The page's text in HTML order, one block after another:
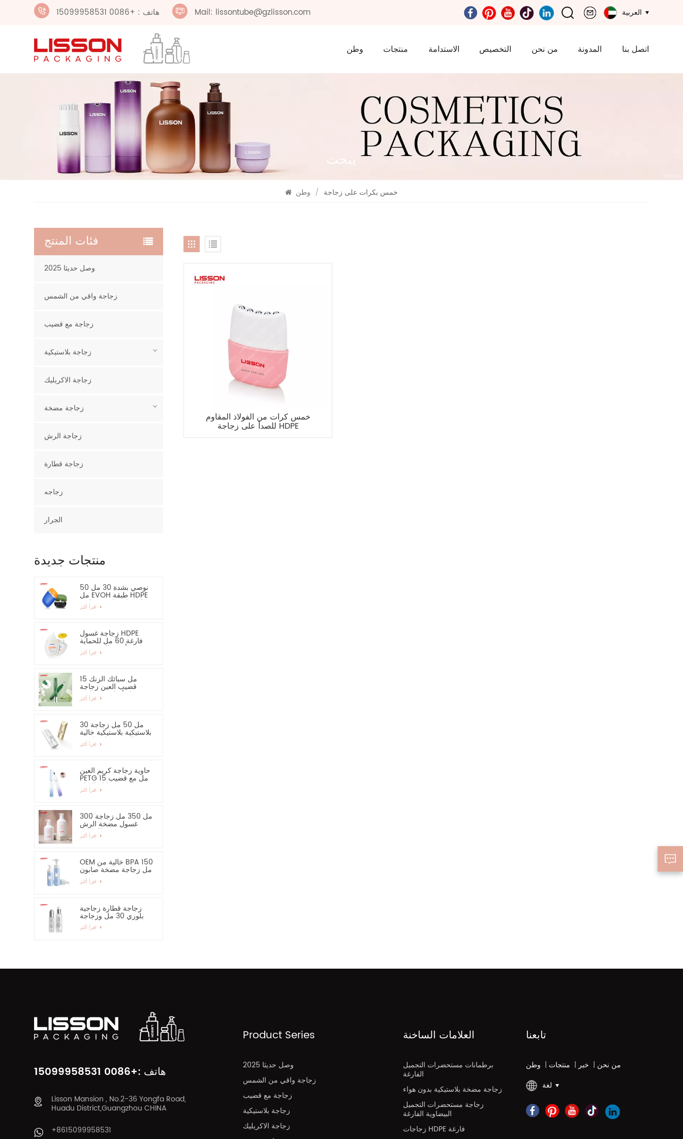
هاتف : +0086 15099958531 Mail: lissontube@gzlisson.com العربية
وطن منتجات الاستدامة التخصيص من نحن المدونة اتصل بنا
يبحث
/ خمس بكرات على زجاجة
خمس كرات من الفولاذ المقاوم
للصدأ على زجاجة HDPE
فئات المنتج
2025 وصل حديثا
زجاجة واقي من الشمس
زجاجة مع قضيب
زجاجة بلاستيكية
زجاجة الاكريليك
زجاجة مضخة
زجاجة الرش
زجاجة قطارة
زجاجه
الجرار
منتجات جديدة
نوصي بشدة 30 مل 50
مل EVOH طبقة HDPE
زجاجة بلاستيكية بيضاوية
زجاجة غسول HDPE
فارغة 60 مل للحماية
من أشعة الشمس -
نوصي بشدة
15 مل سبائك الزنك
قضيب العين زجاجة
مصل أساسي وحاوية
30 مل 50 مل زجاجة
بلاستيكية بلاستيكية خالية
من الرش زجاجة كريم
اليد واقية من الشمس
حاوية زجاجة كريم العين
PETG 15 مل مع قضيب
سبائك الزنك
300 مل 350 مل زجاجة
غسول مضخة الرش
للشامبو
OEM خالية من BPA 150
مل زجاجة مضخة صابون
رغوية فارغة
زجاجة قطارة زجاجية
بلوري 30 مل وزجاجة
رذاذ زجاجية بمضخة 60
مل
هاتف :+0086 15099958531
Lisson Mansion , No.2-36 Yongfa Road,
Huadu District,Guangzhou CHINA
+8615099958531
Product Series
2025 وصل حديثا
زجاجة واقي من الشمس
زجاجة مع قضيب
زجاجة بلاستيكية
زجاجة الاكريليك
العلامات الساخنة
برطمانات مستحضرات التجميل
الفارغة
زجاجة مضخة بلاستيكية بدون هواء
زجاجة مستحضرات التجميل
البيضاوية الفارغة
زجاجات HDPE فارغة
تابعنا
وطن | منتجات | خبر | من نحن
لغة